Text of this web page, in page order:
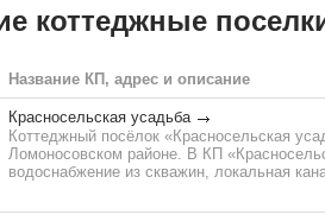
коттеджные
Название КП, адрес и описание
Красносельская усадьба
Коттеджный посёлок «Красносельская
Ломоносовском районе. В КП
водоснабжение из скважин, локальная